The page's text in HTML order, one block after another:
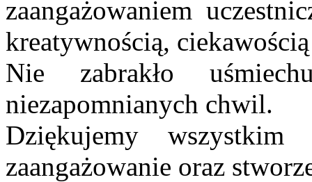
zaangażowaniem
kreatywnością,
Nie zabrakło
niezapomnianych chwil.
Dziękujemy
zaangażowanie oraz